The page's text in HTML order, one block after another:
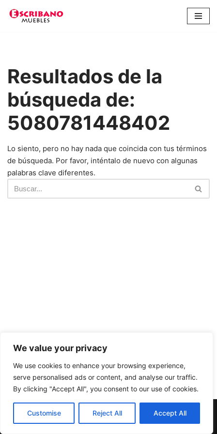
We value your privacy
We use cookies to enhance your browsing experience,
serve personalised ads or content, and analyse our traffic.
By clicking "Accept All", you consent to our use of cookies.
Customise Reject All Accept All
Resultados de la
búsqueda de:
5080781448402
Lo siento, pero no hay nada que coincida con tus términos
de búsqueda. Por favor, inténtalo de nuevo con algunas
palabras clave diferentes.
| Telf:957137396 | 14412 Pedroche (Córdoba)